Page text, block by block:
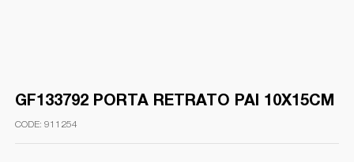
GF133792 PORTA RETRATO PAI 10X15CM
911254